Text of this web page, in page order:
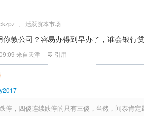
活跃资本市场
你教公司？容易办得到早办了，谁会银行
来自天津 引用
停，四傻连续跌停的只有三傻，当然，闻泰肯